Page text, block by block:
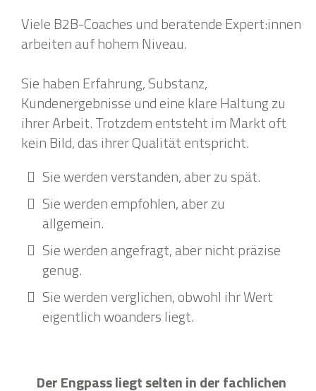
Viele B2B-Coaches und beratende Expert:innen
arbeiten auf hohem Niveau.
Sie haben Erfahrung, Substanz,
Kundenergebnisse und eine klare Haltung zu
ihrer Arbeit. Trotzdem entsteht im Markt oft
kein Bild, das ihrer Qualität entspricht.
Sie werden verstanden, aber zu spät.
Sie werden empfohlen, aber zu
allgemein.
Sie werden angefragt, aber nicht präzise
genug.
Sie werden verglichen, obwohl ihr Wert
eigentlich woanders liegt.
Der Engpass liegt selten in der fachlichen